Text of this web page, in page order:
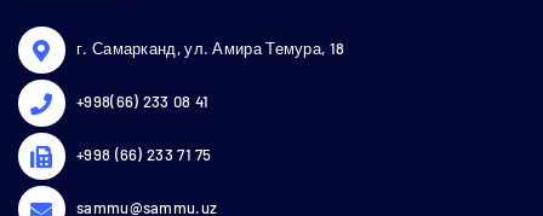
г. Самарканд, ул. Амира Темура, 18
+998(66) 233 08 41
+998 (66) 233 71 75
sammu@sammu.uz